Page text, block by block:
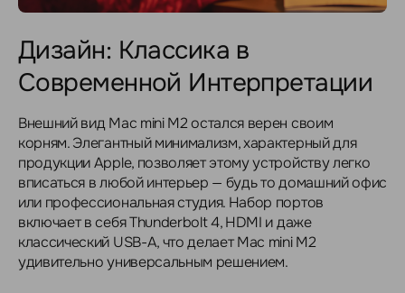
Дизайн: Классика в
Современной Интерпретации
Внешний вид Mac mini M2 остался верен своим
корням. Элегантный минимализм, характерный для
продукции Apple, позволяет этому устройству легко
вписаться в любой интерьер — будь то домашний офис
или профессиональная студия. Набор портов
включает в себя Thunderbolt 4, HDMI и даже
классический USB-A, что делает Mac mini M2
удивительно универсальным решением.